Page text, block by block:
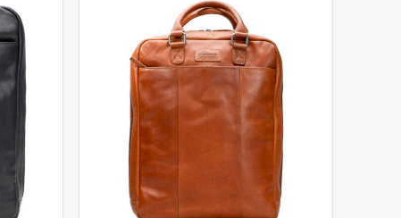
Add to
wishlist